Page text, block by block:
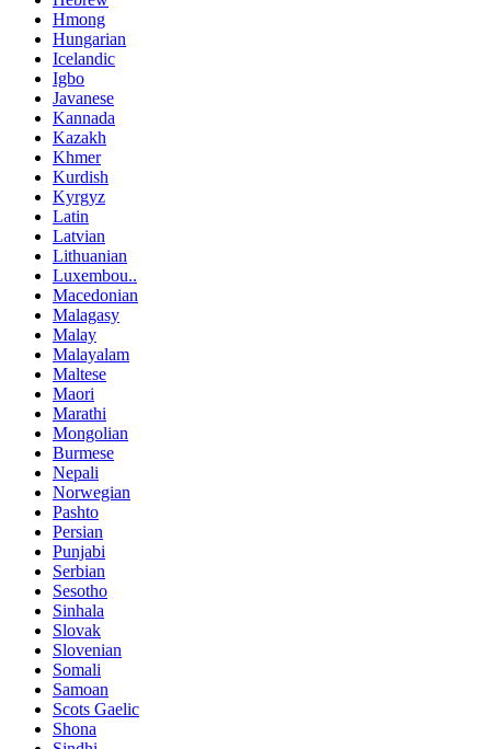
Hmong
Hungarian
Icelandic
Igbo
Javanese
Kannada
Kazakh
Khmer
Kurdish
Kyrgyz
Latin
Latvian
Lithuanian
Luxembou..
Macedonian
Malagasy
Malay
Malayalam
Maltese
Maori
Marathi
Mongolian
Burmese
Nepali
Norwegian
Pashto
Persian
Punjabi
Serbian
Sesotho
Sinhala
Slovak
Slovenian
Somali
Samoan
Scots Gaelic
Shona